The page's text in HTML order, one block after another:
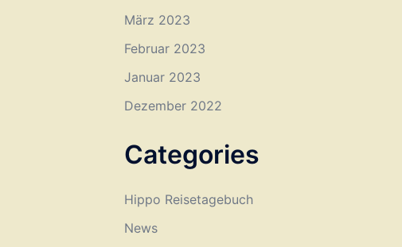
März 2023
Februar 2023
Januar 2023
Dezember 2022
Categories
Hippo Reisetagebuch
News